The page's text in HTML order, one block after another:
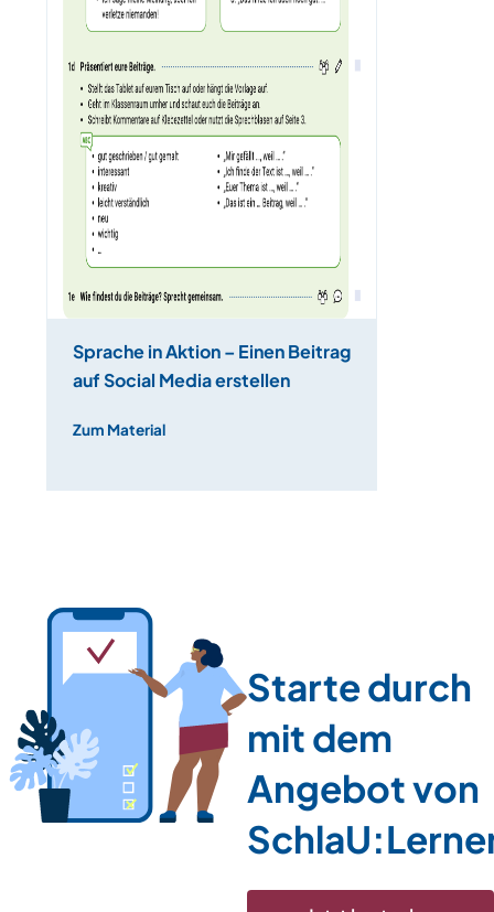
Sprache in Aktion – Einen Beitrag
auf Social Media erstellen
Zum Material
Starte durch
mit dem
Angebot von